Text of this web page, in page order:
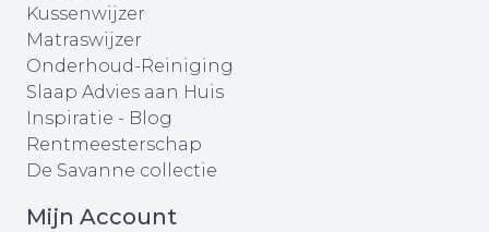
Kussenwijzer
Matraswijzer
Onderhoud-Reiniging
Slaap Advies aan Huis
Inspiratie - Blog
Rentmeesterschap
De Savanne collectie
Mijn Account